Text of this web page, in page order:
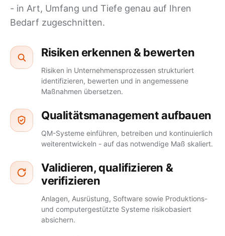
- in Art, Umfang und Tiefe genau auf Ihren
Bedarf zugeschnitten.
Risiken erkennen & bewerten
Risiken in Unternehmensprozessen strukturiert
identifizieren, bewerten und in angemessene
Maßnahmen übersetzen.
Qualitätsmanagement aufbauen
QM-Systeme einführen, betreiben und kontinuierlich
weiterentwickeln - auf das notwendige Maß skaliert.
Validieren, qualifizieren &
verifizieren
Anlagen, Ausrüstung, Software sowie Produktions-
und computergestützte Systeme risikobasiert
absichern.